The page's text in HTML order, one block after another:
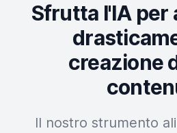
Sfrutta l'IA per
creazione
Il nostro strumento